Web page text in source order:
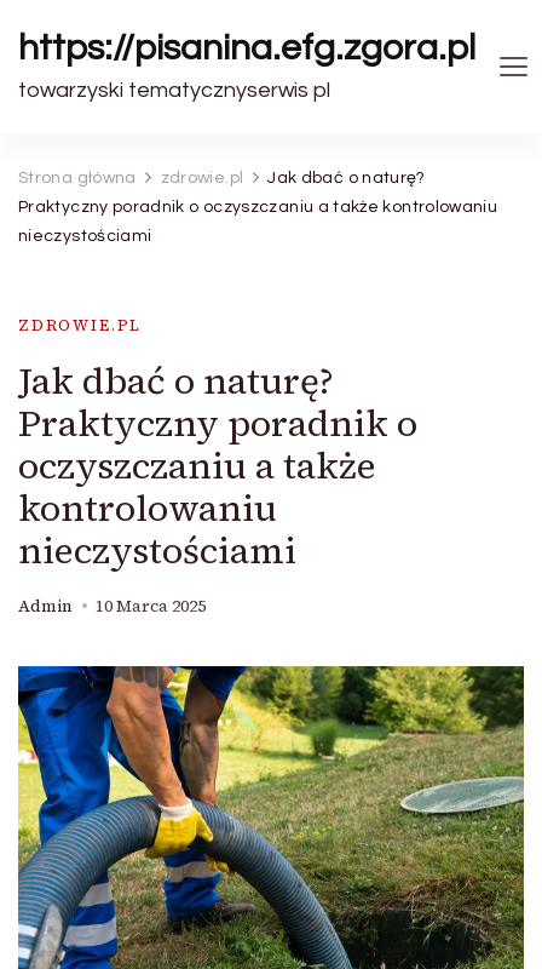
https://pisanina.efg.zgora.pl
towarzyski tematycznyserwis pl
Strona główna zdrowie.pl
Jak dbać o naturę?
Praktyczny poradnik o oczyszczaniu a także kontrolowaniu
nieczystościami
ZDROWIE.PL
Jak dbać o naturę?
Praktyczny poradnik o
oczyszczaniu a także
kontrolowaniu
nieczystościami
Admin 10 Marca 2025